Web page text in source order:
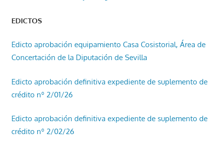
EDICTOS
Edicto aprobación equipamiento Casa Cosistorial, Área de
Concertación de la Diputación de Sevilla
Edicto aprobación definitiva expediente de suplemento de
crédito nº 2/01/26
Edicto aprobación definitiva expediente de suplemento de
crédito nº 2/02/26